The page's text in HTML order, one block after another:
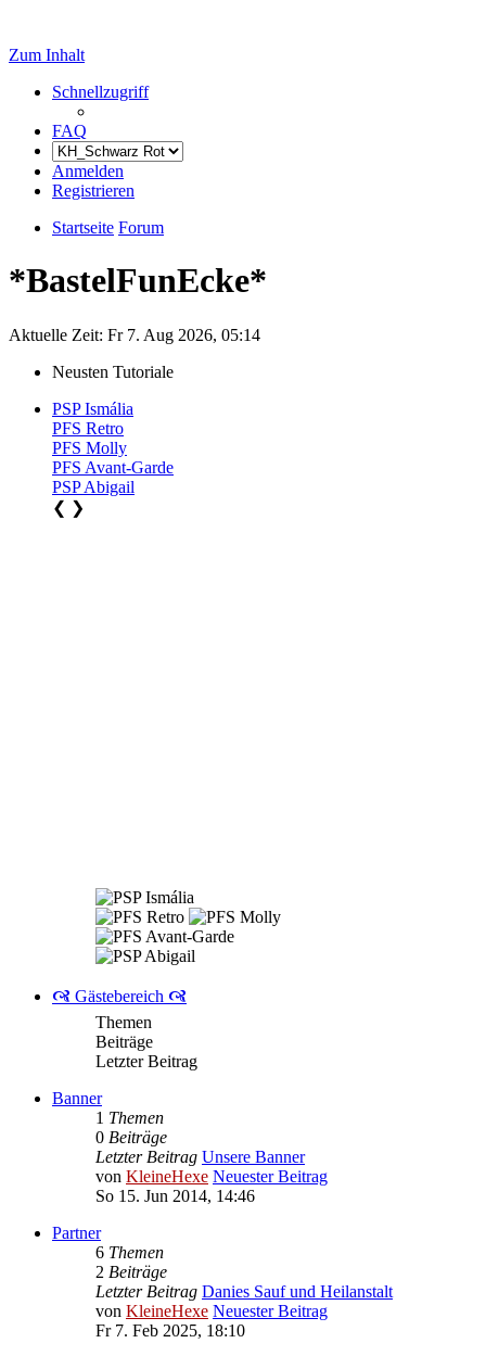
Zum Inhalt
Schnellzugriff
FAQ
Anmelden
Registrieren
Startseite Forum
*BastelFunEcke*
Aktuelle Zeit: Fr 7. Aug 2026, 05:14
Neusten Tutoriale
PSP Ismália
PFS Retro
PFS Molly
PFS Avant-Garde
PSP Abigail
❮ ❯
🙧 Gästebereich 🙧
Themen
Beiträge
Letzter Beitrag
Banner
1 Themen
0 Beiträge
Letzter Beitrag Unsere Banner
von KleineHexe Neuester Beitrag
So 15. Jun 2014, 14:46
Partner
6 Themen
2 Beiträge
Letzter Beitrag Danies Sauf und Heilanstalt
von KleineHexe Neuester Beitrag
Fr 7. Feb 2025, 18:10